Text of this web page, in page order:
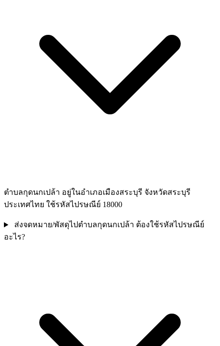
ตำบลกุดนกเปล้า อยู่ในอำเภอเมืองสระบุรี จังหวัดสระบุรี
ประเทศไทย ใช้รหัสไปรษณีย์ 18000
ส่งจดหมาย/พัสดุไปตำบลกุดนกเปล้า ต้องใช้รหัสไปรษณีย์
อะไร?